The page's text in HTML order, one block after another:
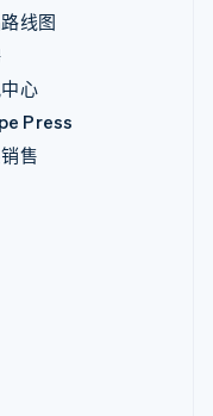
线图
心
Press
售